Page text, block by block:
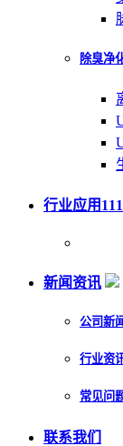
除臭净
行业应用111
新闻资讯
公司新
行业资
常见问
联系我们